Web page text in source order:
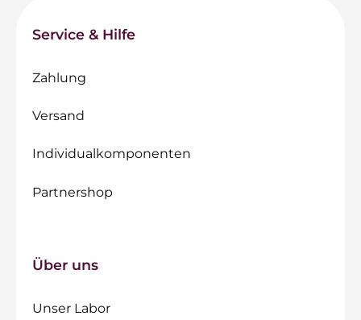
Service & Hilfe
Zahlung
Versand
Individualkomponenten
Partnershop
Über uns
Unser Labor